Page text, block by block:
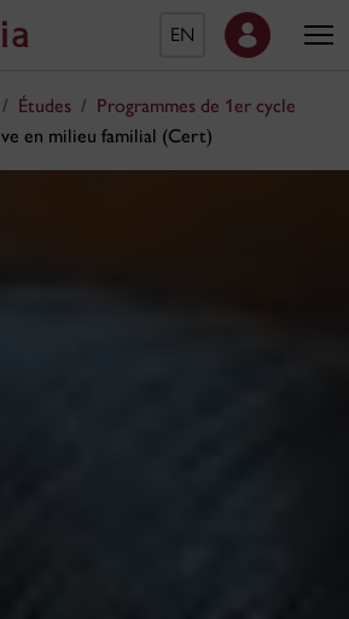
EN
Études
Programmes de 1er cycle
en milieu familial (Cert)